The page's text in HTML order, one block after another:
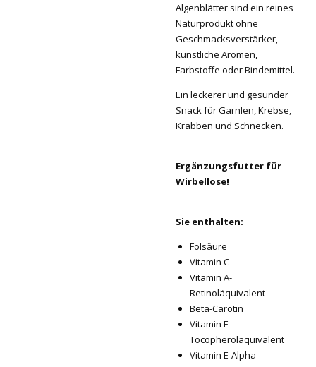
Algenblätter sind ein reines
Naturprodukt ohne
Geschmacksverstärker,
künstliche Aromen,
Farbstoffe oder Bindemittel.
Ein leckerer und gesunder
Snack für Garnlen, Krebse,
Krabben und Schnecken.
Ergänzungsfutter für
Wirbellose!
Sie enthalten:
Folsäure
Vitamin C
Vitamin A-
Retinoläquivalent
Beta-Carotin
Vitamin E-
Tocopheroläquivalent
Vitamin E-Alpha-